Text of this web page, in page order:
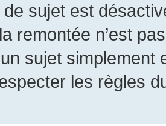
sujet est
remontée n’est
sujet simplement
les règles